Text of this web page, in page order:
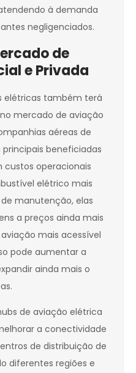
à demanda
negligenciados.
de
e Privada
elétricas também terá
mercado de aviação
aéreas de
beneficiadas
custos operacionais
elétrico mais
manutenção, elas
a preços ainda mais
mais acessível
pode aumentar a
ainda mais o
de aviação elétrica
a conectividade
de distribuição de
diferentes regiões e